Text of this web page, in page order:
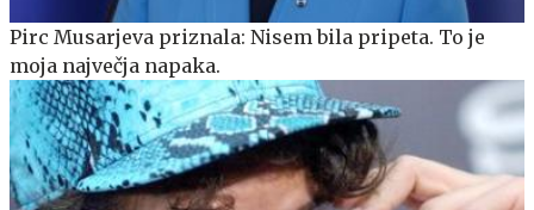
Pirc Musarjeva priznala: Nisem bila pripeta. To je
moja največja napaka.